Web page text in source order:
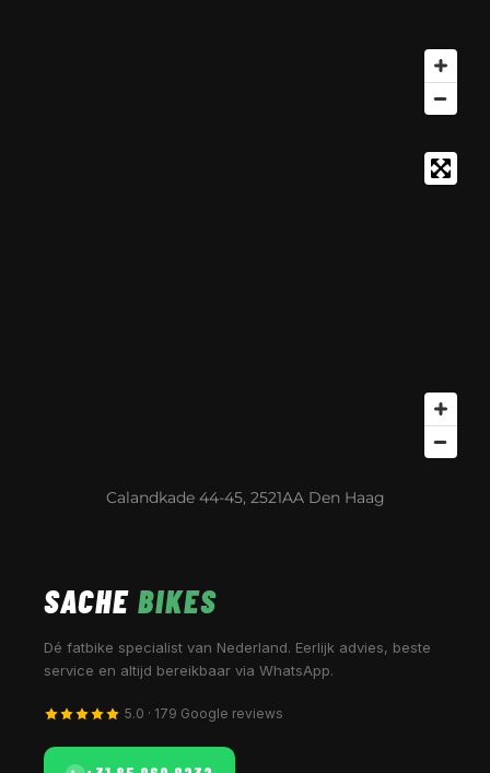
Calandkade 44-45, 2521AA Den Haag
SACHE BIKES
Dé fatbike specialist van Nederland. Eerlijk advies, beste
service en altijd bereikbaar via WhatsApp.
5.0 · 179 Google reviews